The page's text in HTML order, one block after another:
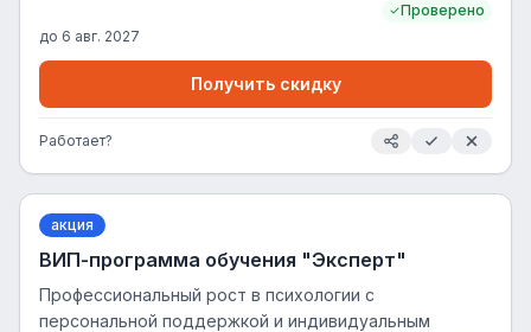
Проверено
до 6 авг. 2027
Получить скидку
Работает?
акция
ВИП-программа обучения "Эксперт"
Профессиональный рост в психологии с
персональной поддержкой и индивидуальным